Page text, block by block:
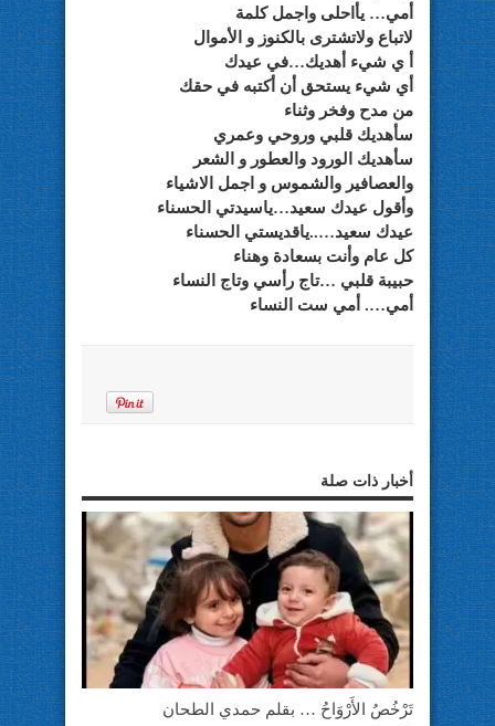
أمي… يأاحلى واجمل كلمة
لاتباع ولاتشترى بالكنوز و الأموال
أ ي شيء أهديك…في عيدك
أي شيء يستحق أن أكتبه في حقك
من مدح وفخر وثناء
سأهديك قلبي وروحي وعمري
سأهديك الورود والعطور و الشعر
والعصافير والشموس و اجمل الاشياء
وأقول عيدك سعيد…ياسيدتي الحسناء
عيدك سعيد…..ياقديستي الحسناء
كل عام وأنت بسعادة وهناء
حبيبة قلبي …تاج رأسي وتاج النساء
أمي…. أمي ست النساء
أخبار ذات صلة
تَرْخُصُ الأَرْوَاحُ … بقلم حمدي الطحان